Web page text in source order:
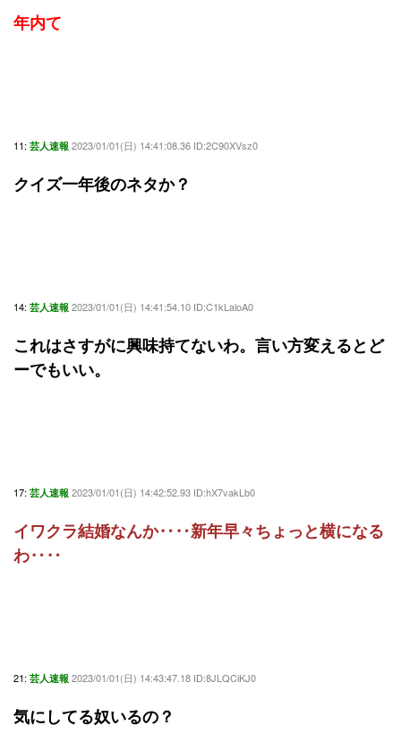
年内て
11: 芸人速報 2023/01/01(日) 14:41:08.36 ID:2C90XVsz0
クイズ一年後のネタか？
14: 芸人速報 2023/01/01(日) 14:41:54.10 ID:C1kLaloA0
これはさすがに興味持てないわ。言い方変えるとど
ーでもいい。
17: 芸人速報 2023/01/01(日) 14:42:52.93 ID:hX7vakLb0
イワクラ結婚なんか‥‥新年早々ちょっと横になる
わ‥‥
21: 芸人速報 2023/01/01(日) 14:43:47.18 ID:8JLQCiKJ0
気にしてる奴いるの？